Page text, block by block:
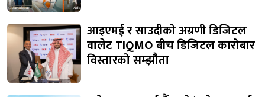
आइएमई र साउदीको अग्रणी डिजिटल
वालेट TIQMO बीच डिजिटल कारोबार
विस्तारको सम्झौता